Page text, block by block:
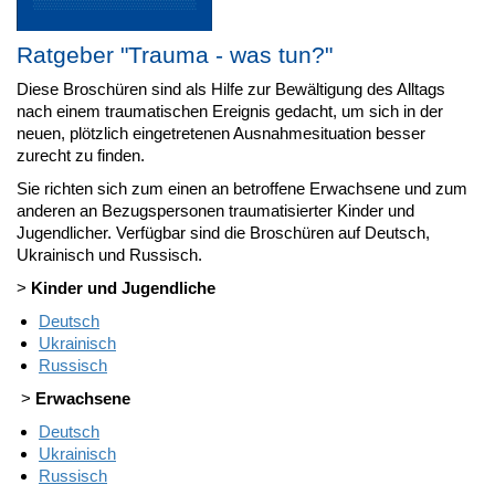
Ratgeber "Trauma - was tun?"
Diese Broschüren sind als Hilfe zur Bewältigung des Alltags
nach einem traumatischen Ereignis gedacht, um sich in der
neuen, plötzlich eingetretenen Ausnahmesituation besser
zurecht zu finden.
Sie richten sich zum einen an betroffene Erwachsene und zum
anderen an Bezugspersonen traumatisierter Kinder und
Jugendlicher. Verfügbar sind die Broschüren auf Deutsch,
Ukrainisch und Russisch.
> Kinder und Jugendliche
Deutsch
Ukrainisch
Russisch
> Erwachsene
Deutsch
Ukrainisch
Russisch